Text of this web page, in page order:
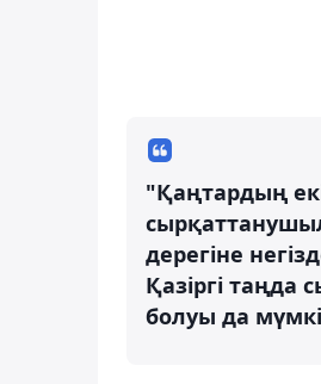
"Қаңтардың
дерегіне
Қазіргі таңда
болуы да